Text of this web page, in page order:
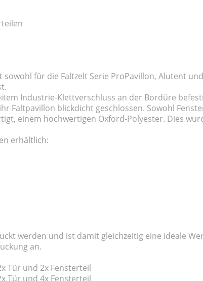
für die Faltzelt Serie ProPavillon, Alutent
Industrie-Klettverschluss an der Bordüre
Faltpavillon blickdicht geschlossen. Sowohl
einem hochwertigen Oxford-Polyester. Dies
erhältlich:
werden und ist damit gleichzeitig eine ideale
an.
Tür und 2x Fensterteil
Tür und 4x Fensterteil